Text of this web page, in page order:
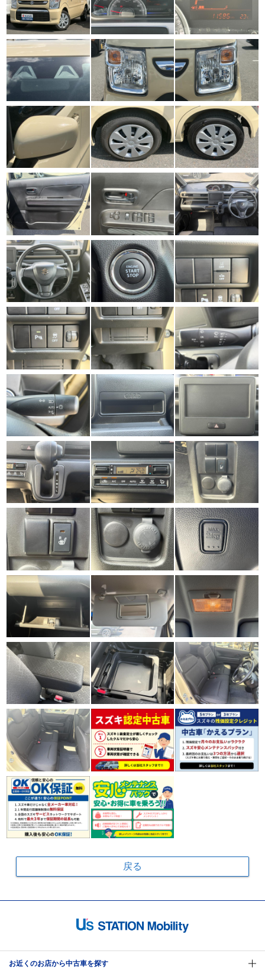
戻る
お近くのお店から中古車を探す